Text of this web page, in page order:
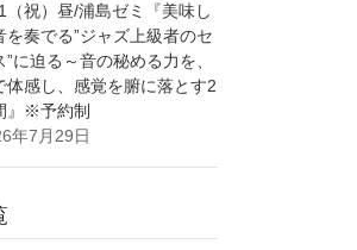
（祝）昼/浦島ゼミ『美味し
を奏でる”ジャズ上級者のセ
”に迫る～音の秘める力を、
体感し、感覚を腑に落とす2
』※予約制
年7月29日